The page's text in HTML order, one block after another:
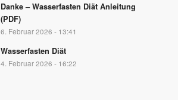
Danke – Wasserfasten Diät Anleitung
(PDF)
6. Februar 2026 - 13:41
Wasserfasten Diät
4. Februar 2026 - 16:22